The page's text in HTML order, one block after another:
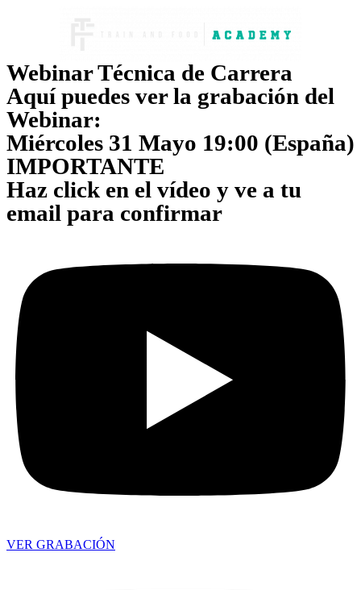
Webinar Técnica de Carrera
Aquí puedes ver la grabación del
Webinar:
Miércoles 31 Mayo 19:00 (España)
IMPORTANTE
Haz click en el vídeo y ve a tu
email para confirmar
VER GRABACIÓN